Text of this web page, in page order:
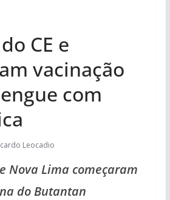
CE e
vacinação
com
Leocadio
Nova Lima começaram
do Butantan